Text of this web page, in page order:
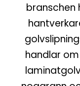
branschen
handlar